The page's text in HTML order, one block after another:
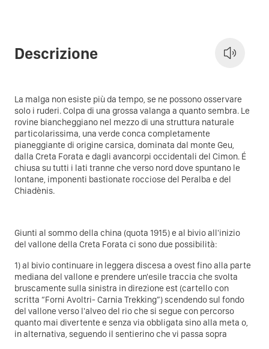
Descrizione
La malga non esiste più da tempo, se ne possono osservare
solo i ruderi. Colpa di una grossa valanga a quanto sembra. Le
rovine biancheggiano nel mezzo di una struttura naturale
particolarissima, una verde conca completamente
pianeggiante di origine carsica, dominata dal monte Geu,
dalla Creta Forata e dagli avancorpi occidentali del Cimon. É
chiusa su tutti i lati tranne che verso nord dove spuntano le
lontane, imponenti bastionate rocciose del Peralba e del
Chiadènis.
Giunti al sommo della china (quota 1915) e al bivio all'inizio
del vallone della Creta Forata ci sono due possibilità:
1) al bivio continuare in leggera discesa a ovest fino alla parte
mediana del vallone e prendere un'esile traccia che svolta
bruscamente sulla sinistra in direzione est (cartello con
scritta “Forni Avoltri- Carnia Trekking”) scendendo sul fondo
del vallone verso l'alveo del rio che si segue con percorso
quanto mai divertente e senza via obbligata sino alla meta o,
in alternativa, seguendo il sentierino che vi passa sopra